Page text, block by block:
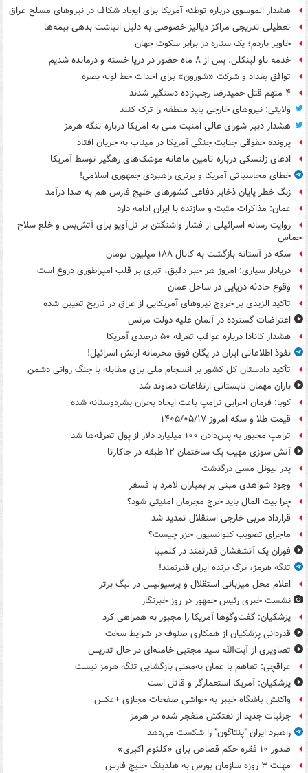
هشدار الموسوی درباره توطئه آمریکا برای ایجاد شکاف در نیروهای مسلح عراق
تعطیلی تدریجی مراکز دیالیز خصوصی به دلیل انباشت بدهی بیمه‌ها
خاویر باردم؛ یک ستاره در برابر سکوت جهان
خدمه ناو لینکلن: پس از ۸ ماه حضور در دریا خسته و درمانده‌ شدیم
توافق بغداد و شرکت «شورون» برای احداث خط لوله بصره
۴ متهم قتل حمیدرضا رجب‌زاده دستگیر شدند
ولایتی: نیروهای خارجی باید منطقه را ترک کنند
هشدار دبیر شورای عالی امنیت ملی به امریکا درباره تنگه هرمز
پرونده حقوقی جنایت جنگی آمریکا در میناب به جریان افتاد
ادعای زلنسکی درباره تامین ماهانه موشک‌های رهگیر توسط آمریکا
خطای محاسباتی آمریکا و برتری راهبردی جمهوری اسلامی!
زنگ خطر پایان ذخایر دفاعی کشورهای خلیج فارس هم به صدا درآمد
عمان: مذاکرات مثبت و سازنده با ایران ادامه دارد
روایت رسانه اسرائیلی از فشار واشنگتن بر تل‌آویو برای آتش‌بس و خلع سلاح
حماس
سکه در آستانه بازگشت به کانال ۱۸۸ میلیون تومان
دریادار سیاری: امروز هر خبر دقیق، تیری بر قلب امپراطوری دروغ است
وقوع حادثه دریایی در ساحل عمان
تاکید الزیدی بر خروج نیروهای آمریکایی از عراق در تاریخ تعیین شده
اعتراضات گسترده در آلمان علیه دولت مرتس
هشدار کانادا درباره عواقب تعرفه ۵۰ درصدی آمریکا
نفوذ اطلاعاتی ایران در یگان فوق محرمانه ارتش اسرائیل!
تأکید دادستان کل کشور بر انسجام ملی برای مقابله با جنگ روانی دشمن
باران مهمان تابستانی ارتفاعات دماوند شد
کوبا: فرمان اجرایی ترامپ باعث ایجاد بحران بشردوستانه شده
قیمت طلا و سکه امروز ۱۴۰۵/۰۵/۱۷
ترامپ مجبور به پس‌دادن ۱۰۰ میلیارد دلار از پول تعرفه‌ها شد
آتش سوزی مهیب یک ساختمان ۱۲ طبقه در جاکارتا
پدر لیونل مسی درگذشت
وجود شواهدی مبنی بر بمباران لامرد با فسفر
چرا بیت المال باید خرج مجرمان امنیتی شود؟
قرارداد مربی خارجی استقلال تمدید شد
ماجرای تصویب کنوانسیون خزر چیست؟
فوران یک آتشفشان قدرتمند در کلمبیا
تنگه هرمز، برگ برنده ایران قدرتمند!
اعلام محل میزبانی استقلال و پرسپولیس در لیگ برتر
نشست خبری رئیس جمهور در روز خبرنگار
پزشکیان: گفت‌وگوها آمریکا را مجبور به همراهی کرد
قدردانی پزشکیان از همکاری صنوف در شرایط سخت
تصاویری از آیت‌الله سید مجتبی خامنه‌ای در حال تدریس
عراقچی: تفاهم با عمان به‌معنی بازگشایی تنگه هرمز نیست
پزشکیان: آمریکا استعمارگر و قاتل است
واکنش باشگاه خیبر به حواشی صفحات مجازی +عکس
جزئیات جدید از نفتکش منفجر شده در هرمز
راهبرد ایران "پنتاگون" را شکست می‌دهد
صدور ۱۰ فقره حکم قصاص برای «کلثوم اکبری»
مهلت ۳ روزه سازمان بورس به هلدینگ خلیج فارس